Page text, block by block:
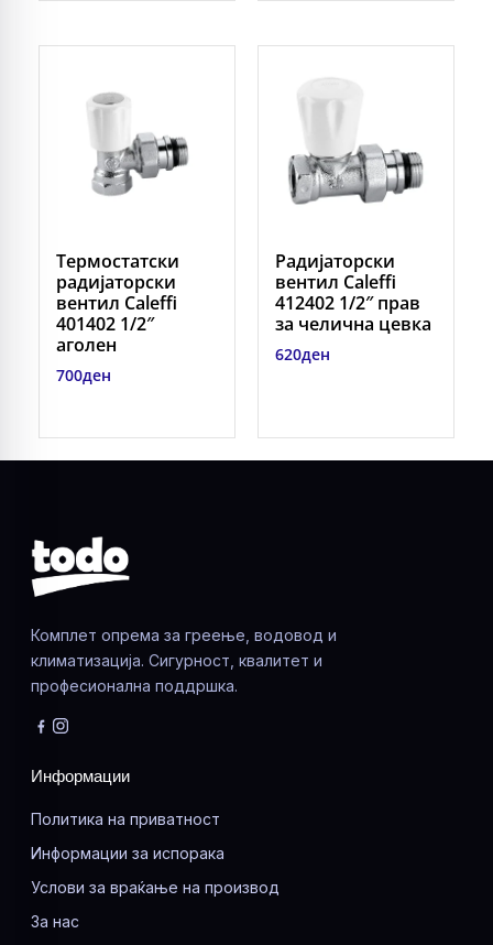
Термостатски
радијаторски
вентил Caleffi
401402 1/2″
аголен
700ден
Радијаторски
вентил Caleffi
412402 1/2″ прав
за челична цевка
620ден
Комплет опрема за греење, водовод и
климатизација. Сигурност, квалитет и
професионална поддршка.
Информации
Политика на приватност
Информации за испорака
Услови за враќање на производ
За нас